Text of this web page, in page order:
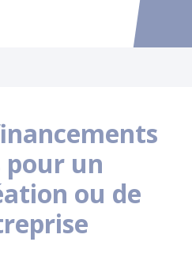
Accéder
pour un
ou de